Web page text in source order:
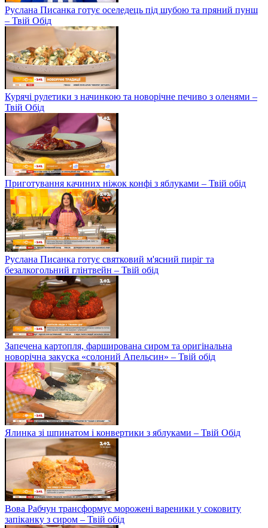
Руслана Писанка готує оселедець під шубою та пряний пунш
– Твій Обід
Курячі рулетики з начинкою та новорічне печиво з оленями –
Твій Обід
Приготування качиних ніжок конфі з яблуками – Твій обід
Руслана Писанка готує святковий м'ясний пиріг та
безалкогольний глінтвейн – Твій обід
Запечена картопля, фарширована сиром та оригінальна
новорічна закуска «солоний Апельсин» – Твій обід
Ялинка зі шпинатом і конвертики з яблуками – Твій Обід
Вова Рабчун трансформує морожені вареники у соковиту
запіканку з сиром – Твій обід